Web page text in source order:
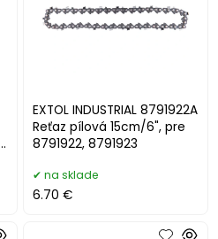
EXTOL INDUSTRIAL 8791922A
Reťaz pílová 15cm/6", pre
8791922, 8791923
na sklade
6.70 €